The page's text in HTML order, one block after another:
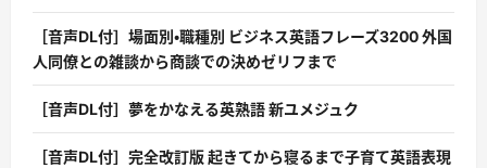
［音声DL付］場面別・職種別 ビジネス英語フレーズ3200 外国
人同僚との雑談から商談での決めゼリフまで
［音声DL付］夢をかなえる英熟語 新ユメジュク
［音声DL付］完全改訂版 起きてから寝るまで子育て英語表現